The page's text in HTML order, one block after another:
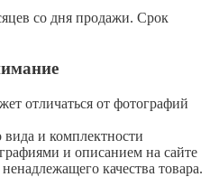
со дня продажи. Срок
отличаться от фотографий
и комплектности
и описанием на сайте
качества товара.